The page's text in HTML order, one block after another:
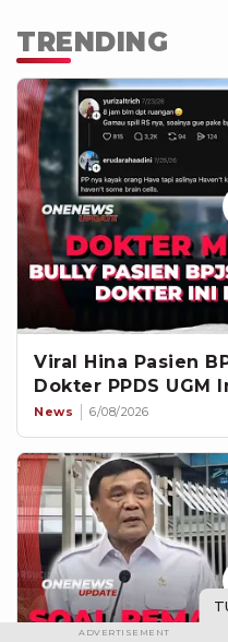
TRENDING
Viral Hina Pasien
Dokter PPDS
News 6/08/2026
ADVERTISEMENT